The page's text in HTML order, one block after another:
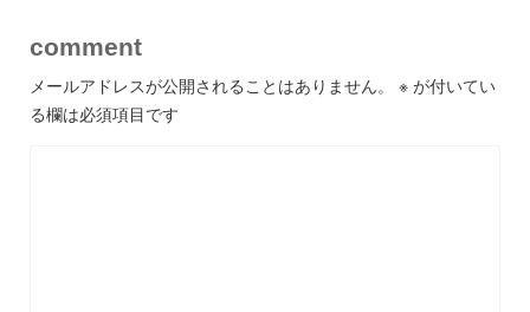
comment
メールアドレスが公開されることはありません。 ※ が付いてい
る欄は必須項目です